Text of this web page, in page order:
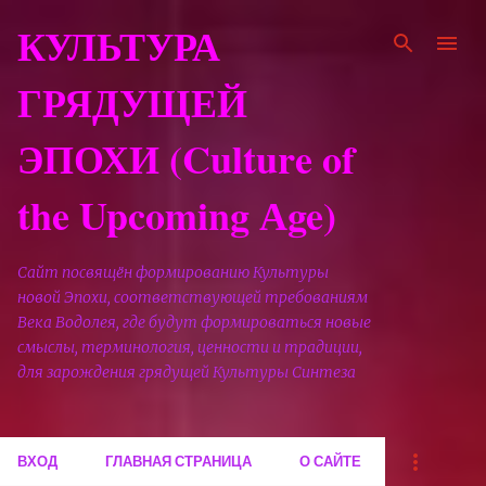
КУЛЬТУРА
ГРЯДУЩЕЙ
ЭПОХИ (Culture of
the Upcoming Аge)
Сайт посвящён формированию Культуры
новой Эпохи, соответствующей требованиям
Века Водолея, где будут формироваться новые
смыслы, терминология, ценности и традиции,
для зарождения грядущей Культуры Синтеза
ВХОД ГЛАВНАЯ СТРАНИЦА О САЙТЕ